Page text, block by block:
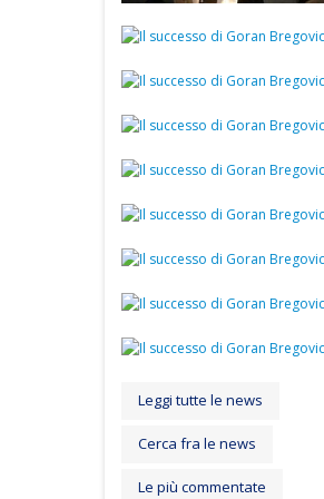
Leggi tutte le news
Cerca fra le news
Le più commentate